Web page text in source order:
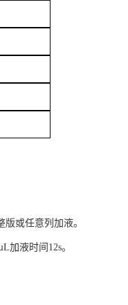
或任意列加液。
加液时间12s。